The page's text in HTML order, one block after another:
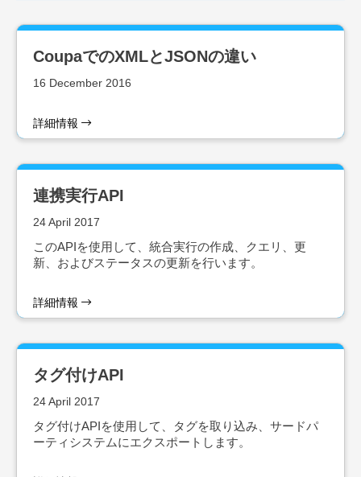
CoupaでのXMLとJSONの違い
16 December 2016
詳細情報
連携実行API
24 April 2017
このAPIを使用して、統合実行の作成、クエリ、更
新、およびステータスの更新を行います。
詳細情報
タグ付けAPI
24 April 2017
タグ付けAPIを使用して、タグを取り込み、サードパ
ーティシステムにエクスポートします。